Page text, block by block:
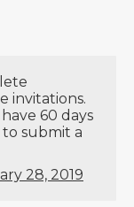
invitations.
60 days
submit a
28, 2019